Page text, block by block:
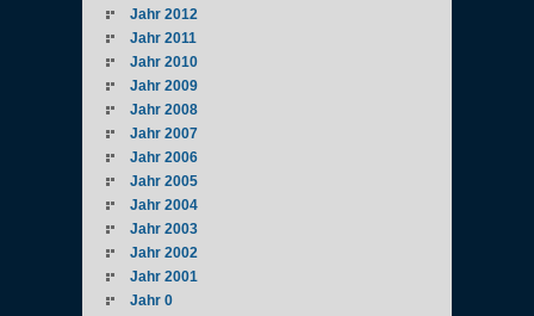
Jahr 2012
Jahr 2011
Jahr 2010
Jahr 2009
Jahr 2008
Jahr 2007
Jahr 2006
Jahr 2005
Jahr 2004
Jahr 2003
Jahr 2002
Jahr 2001
Jahr 0